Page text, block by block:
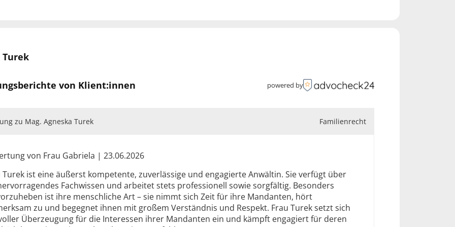
Dienst,
Sitten, Kanton
Wallis, CH
Turek
von Klient:innen powered by
zu Mag. Agneska Turek Familienrecht
von Frau Gabriela | 23.06.2026
Turek ist eine äußerst kompetente, zuverlässige und engagierte Anwältin. Sie verfügt über
Fachwissen und arbeitet stets professionell sowie sorgfältig. Besonders
ist ihre menschliche Art – sie nimmt sich Zeit für ihre Mandanten, hört
zu und begegnet ihnen mit großem Verständnis und Respekt. Frau Turek setzt sich
Überzeugung für die Interessen ihrer Mandanten ein und kämpft engagiert für deren